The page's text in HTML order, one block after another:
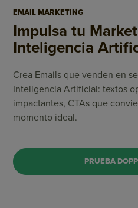
EMAIL MARKETING
Impulsa tu
Inteligencia
Crea Emails que venden en
Inteligencia Artificial: textos
impactantes, CTAs que
momento ideal.
PRUEBA